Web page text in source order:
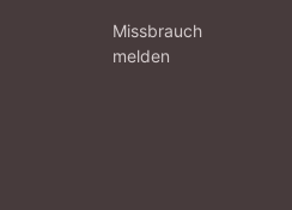
Missbrauch
melden